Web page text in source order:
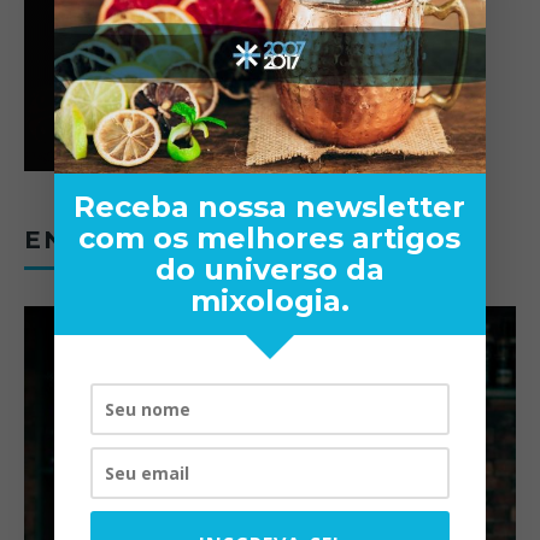
ENTREVISTAS
Receba nossa newsletter
com os melhores artigos
do universo da
mixologia.